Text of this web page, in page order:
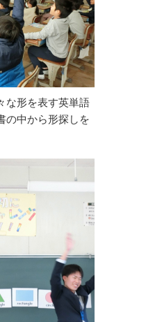
な形を表す英単語
の中から形探しを